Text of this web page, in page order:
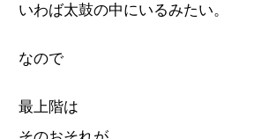
いわば太鼓の中にいるみたい。
なので
最上階は